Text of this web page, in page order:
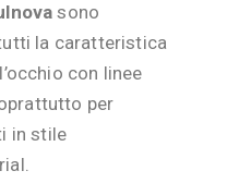
sono
la caratteristica
con linee
per
in stile